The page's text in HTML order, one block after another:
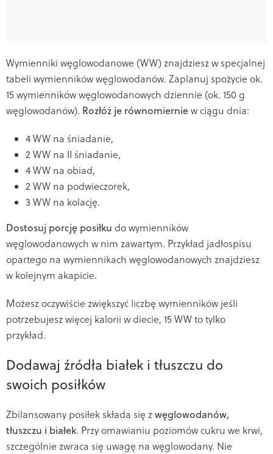
Wymienniki węglowodanowe (WW) znajdziesz w specjalnej
tabeli wymienników węglowodanów. Zaplanuj spożycie ok.
15 wymienników węglowodanowych dziennie (ok. 150 g
węglowodanów). Rozłóż je równomierniew ciągu dnia:
4 WW na śniadanie,
2 WW na II śniadanie,
4 WW na obiad,
2 WW na podwieczorek,
3 WW na kolację.
Dostosuj porcję posiłku do wymienników
węglowodanowych w nim zawartym. Przykład jadłospisu
opartego na wymiennikach węglowodanowych znajdziesz
w kolejnym akapicie.
Możesz oczywiście zwiększyć liczbę wymienników jeśli
potrzebujesz więcej kalorii w diecie, 15 WW to tylko
przykład.
Dodawaj źródła białek i tłuszczu do
swoich posiłków
Zbilansowany posiłek składa się zwęglowodanów,
tłuszczu i białek. Przy omawianiu poziomów cukru we krwi,
szczególnie zwraca się uwagę na węglowodany. Nie